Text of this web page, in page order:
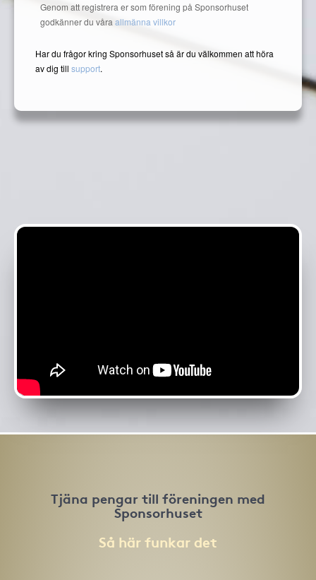
Genom att registrera er som förening på Sponsorhuset
godkänner du våra allmänna villkor
Har du frågor kring Sponsorhuset så är du välkommen att höra
av dig till support.
Tjäna pengar till föreningen med
Sponsorhuset
Så här funkar det